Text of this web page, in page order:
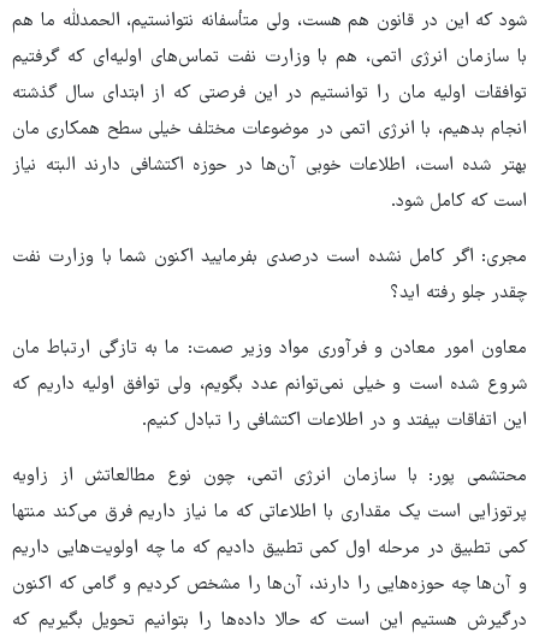
شود که این در قانون هم هست، ولی متأسفانه نتوانستیم، الحمدلله ما هم
با سازمان انرژی اتمی، هم با وزارت نفت تماس‌های اولیه‌ای که گرفتیم
توافقات اولیه مان را توانستیم در این فرصتی که از ابتدای سال گذشته
انجام بدهیم، با انرژی اتمی در موضوعات مختلف خیلی سطح همکاری مان
بهتر شده است، اطلاعات خوبی آن‌ها در حوزه اکتشافی دارند البته نیاز
است که کامل شود.
مجری: اگر کامل نشده است درصدی بفرمایید اکنون شما با وزارت نفت
چقدر جلو رفته اید؟
معاون امور معادن و فرآوری مواد وزیر صمت: ما به تازگی ارتباط مان
شروع شده است و خیلی نمی‌توانم عدد بگویم، ولی توافق اولیه داریم که
این اتفاقات بیفتد و در اطلاعات اکتشافی را تبادل کنیم.
محتشمی پور: با سازمان انرژی اتمی، چون نوع مطالعاتش از زاویه
پرتوزایی است یک مقداری با اطلاعاتی که ما نیاز داریم فرق می‌کند منتها
کمی تطبیق در مرحله اول کمی تطبیق دادیم که ما چه اولویت‌هایی داریم
و آن‌ها چه حوزه‌هایی را دارند، آن‌ها را مشخص کردیم و گامی که اکنون
درگیرش هستیم این است که حالا داده‌ها را بتوانیم تحویل بگیریم که